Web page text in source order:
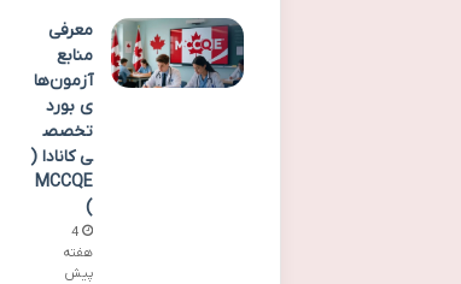
معرفی
منابع
آزمون‌ها
ی بورد
تخصص
ی کانادا (
MCCQE
)
4
هفته
پیش